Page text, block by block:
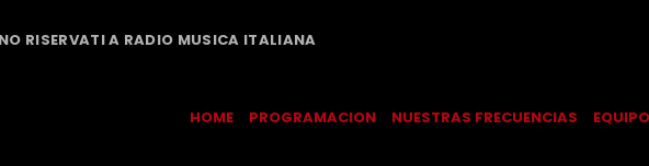
RISERVATI A RADIO MUSICA ITALIANA
HOME PROGRAMACION NUESTRAS FRECUENCIAS EQUIPO